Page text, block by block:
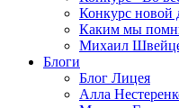
Конкурс новой
Каким мы
Михаил
Блоги
Блог Лицея
Алла